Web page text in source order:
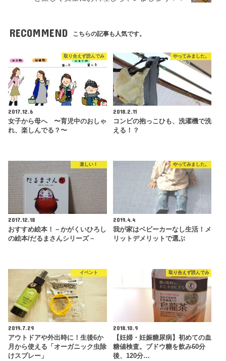
RECOMMEND こちらの記事も人気です。
取り合えず読んでみ
2017.12.6
女子から母へ 〜育児中のおしゃ
れ、楽しんでる？〜
やってみました。
2018.2.11
コンビの抱っこひも、洗濯機で洗
える！？
楽しい！
2017.12.18
おすすめ絵本！－かがくいひろし
の絵本/だるまさんシリーズ－
やってみました。
2019.4.4
我が家はベビーカーなし生活！メ
リットデメリットで選ぶ
イベント
2019.7.29
アウトドアや外出時に！生後6か
月から使える「オーガニック虫除
けスプレー」
取り合えず読んでみ
2018.10.9
【妊婦・妊娠糖尿病】初めての血
糖値検査。ブドウ糖を飲み60分
後、120分…